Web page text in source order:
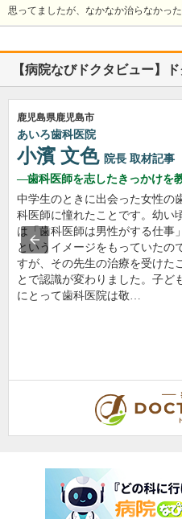
思ってましたが、なかなか治らなかっ
【病院なびドクタビュー】
鹿児島県鹿児島市
あいろ歯科医院
小濱 文色 院長 取材記事
歯科医師を志したきっかけを
中学生のときに出会った女性の
科医師に憧れたことです。幼い
は「歯科医師は男性がする仕事」
というイメージをもっていたの
すが、その先生の治療を受けた
とで認識が変わりました。子ど
にとって歯科医院は敬…